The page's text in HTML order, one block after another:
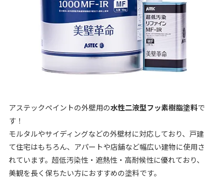
アステックペイントの外壁用の水性二液型フッ素樹脂塗料で
す！
モルタルやサイディングなどの外壁材に対応しており、戸建
て住宅はもちろん、アパートや店舗など幅広い建物に使用さ
れています。超低汚染性・遮熱性・高耐候性に優れており、
美観を長く保ちたい方におすすめの塗料です。